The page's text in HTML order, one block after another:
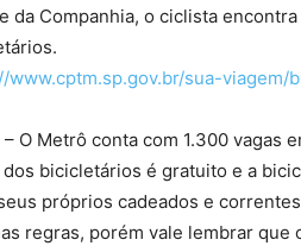
da Companhia, o ciclista
www.cptm.sp.gov.br/sua-viagem/
O Metrô conta com 1.300 vagas
dos bicicletários é gratuito e a
próprios cadeados e
regras, porém vale lembrar